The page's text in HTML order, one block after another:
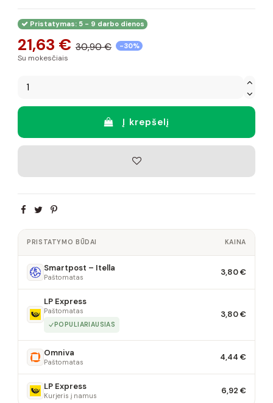
Pristatymas: 5 - 9 darbo dienos
21,63 € 30,90 € -30%
Su mokesčiais
Į krepšelį
PRISTATYMO BŪDAI KAINA
Smartpost – Itella
Paštomatas 3,80 €
LP Express
Paštomatas
POPULIARIAUSIAS
3,80 €
Omniva
Paštomatas 4,44 €
LP Express
Kurjeris į namus 6,92 €